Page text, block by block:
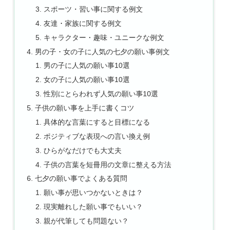
スポーツ・習い事に関する例文
友達・家族に関する例文
キャラクター・趣味・ユニークな例文
男の子・女の子に人気の七夕の願い事例文
男の子に人気の願い事10選
女の子に人気の願い事10選
性別にとらわれず人気の願い事10選
子供の願い事を上手に書くコツ
具体的な言葉にすると目標になる
ポジティブな表現への言い換え例
ひらがなだけでも大丈夫
子供の言葉を短冊用の文章に整える方法
七夕の願い事でよくある質問
願い事が思いつかないときは？
現実離れした願い事でもいい？
親が代筆しても問題ない？